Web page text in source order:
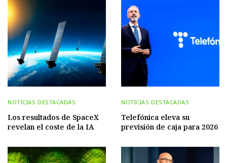
NOTICIAS DESTACADAS
Los resultados de SpaceX
revelan el coste de la IA
NOTICIAS DESTACADAS
Telefónica eleva su
previsión de caja para 2026